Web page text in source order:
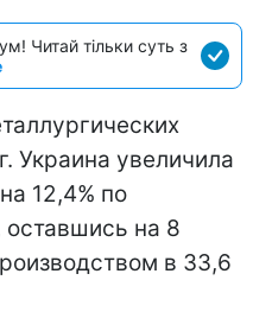
Читай тільки суть з
Украина увеличила
12,4% по
на 8
в 33,6